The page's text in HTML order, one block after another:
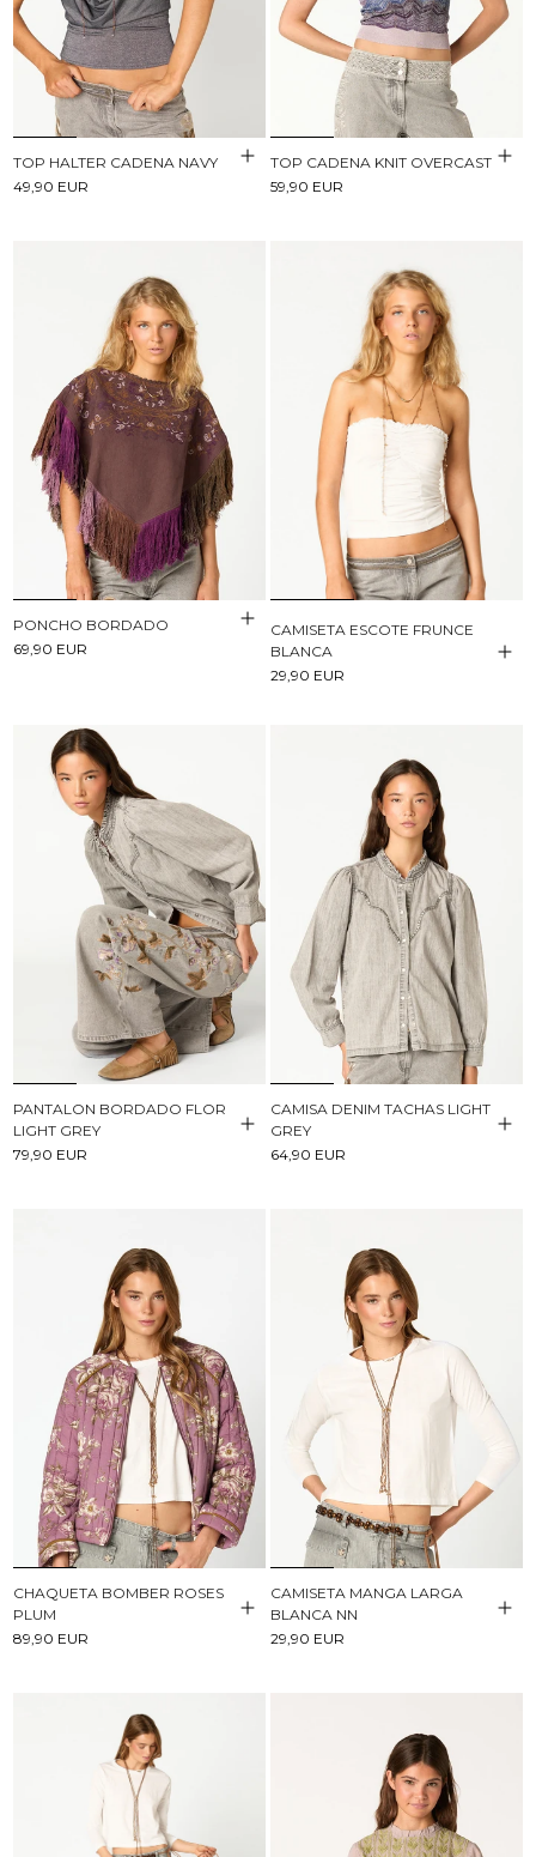
TOP HALTER CADENA NAVY
49,90 EUR
TOP CADENA KNIT OVERCAST
59,90 EUR
PONCHO BORDADO
69,90 EUR
CAMISETA ESCOTE FRUNCE
BLANCA
29,90 EUR
PANTALON BORDADO FLOR
LIGHT GREY
79,90 EUR
CAMISA DENIM TACHAS LIGHT
GREY
64,90 EUR
CHAQUETA BOMBER ROSES
PLUM
89,90 EUR
CAMISETA MANGA LARGA
BLANCA NN
29,90 EUR